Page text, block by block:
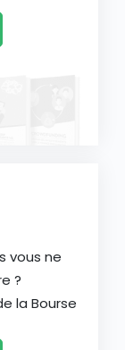
vous ne
?
la Bourse